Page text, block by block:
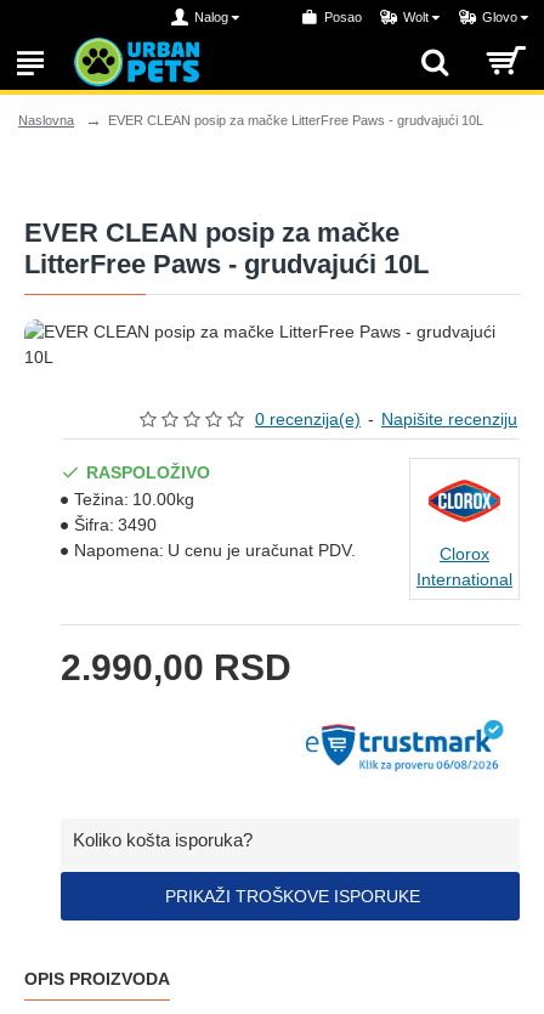
Nalog Posao Wolt Glovo
Naslovna EVER CLEAN posip za mačke LitterFree Paws - grudvajući 10L
EVER CLEAN posip za mačke
LitterFree Paws - grudvajući 10L
0 recenzija(e) - Napišite recenziju
2.990,00 RSD
RASPOLOŽIVO
Težina: 10.00kg
Šifra: 3490
Napomena: U cenu je uračunat PDV.
Clorox
International
Koliko košta isporuka?
PRIKAŽI TROŠKOVE ISPORUKE
OPIS PROIZVODA